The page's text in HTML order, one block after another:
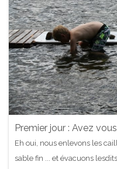
Premier jour : Avez
Eh oui, nous enlevons les
sable fin ... et évacuons